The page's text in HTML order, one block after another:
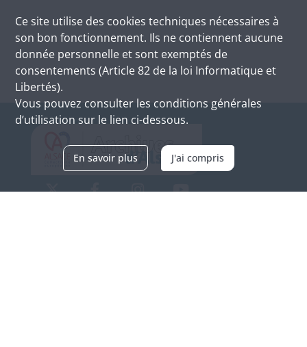
Ce site utilise des cookies techniques nécessaires à
son bon fonctionnement. Ils ne contiennent aucune
donnée personnelle et sont exemptés de
consentements (Article 82 de la loi Informatique et
Libertés).
Vous pouvez consulter les conditions générales
d’utilisation sur le lien ci-dessous.
En savoir plus J'ai compris